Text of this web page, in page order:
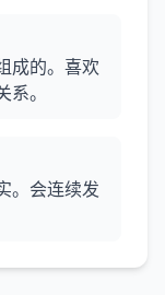
成的。喜欢
。
。会连续发